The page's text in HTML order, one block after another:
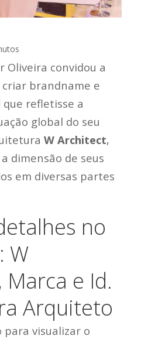
Oliveira convidou a
brandname e
refletisse a
global do seu
W Architect,
dimensão de seus
em diversas partes
no
W
e Id.
Arquiteto
visualizar o